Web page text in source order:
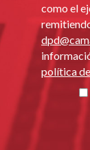
como el
política